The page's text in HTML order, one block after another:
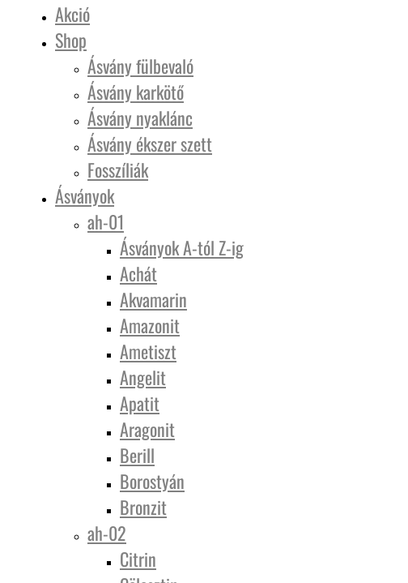
Akció
Shop
Ásvány fülbevaló
Ásvány karkötő
Ásvány nyaklánc
Ásvány ékszer szett
Fosszíliák
Ásványok
ah-01
Ásványok A-tól Z-ig
Achát
Akvamarin
Amazonit
Ametiszt
Angelit
Apatit
Aragonit
Berill
Borostyán
Bronzit
ah-02
Citrin